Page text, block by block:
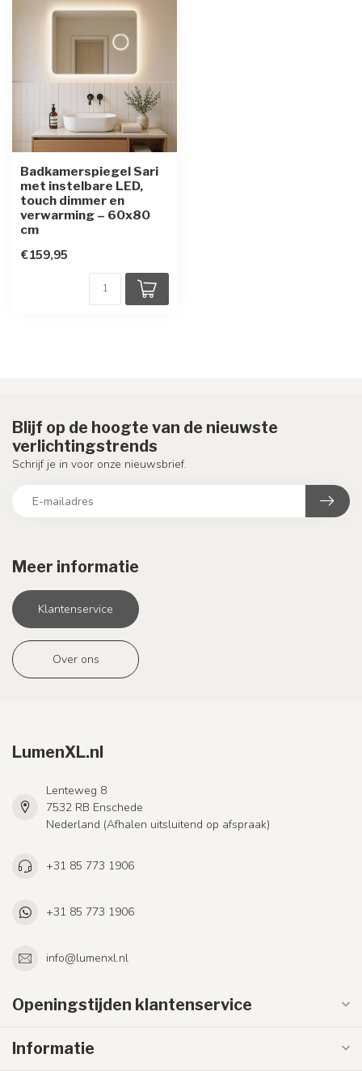
Badkamerspiegel Sari
met instelbare LED,
touch dimmer en
verwarming – 60x80
cm
€159,95
Meer informatie
Klantenservice
Over ons
Blijf op de hoogte van de nieuwste
verlichtingstrends
Schrijf je in voor onze nieuwsbrief.
LumenXL.nl
Lenteweg 8
7532 RB Enschede
Nederland (Afhalen uitsluitend op afspraak)
+31 85 773 1906
+31 85 773 1906
info@lumenxl.nl
Openingstijden klantenservice
Informatie